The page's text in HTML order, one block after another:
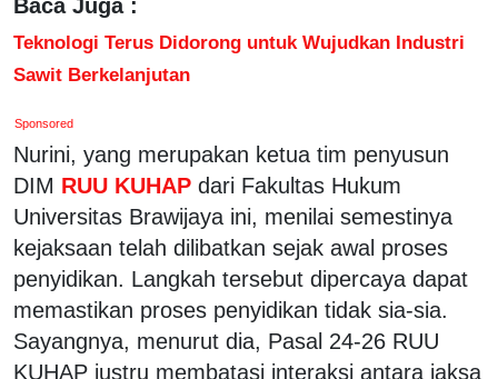
Baca Juga :
Teknologi Terus Didorong untuk Wujudkan Industri
Sawit Berkelanjutan
Sponsored
Nurini, yang merupakan ketua tim penyusun
DIM RUU KUHAP dari Fakultas Hukum
Universitas Brawijaya ini, menilai semestinya
kejaksaan telah dilibatkan sejak awal proses
penyidikan. Langkah tersebut dipercaya dapat
memastikan proses penyidikan tidak sia-sia.
Sayangnya, menurut dia, Pasal 24-26 RUU
KUHAP justru membatasi interaksi antara jaksa